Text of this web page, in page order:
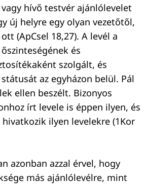
hívő testvér ajánlólevelet
új helyre egy olyan vezetőtől,
(ApCsel 18,27). A levél a
és
szolgált, és
az egyházon belül. Pál
ellen beszélt. Bizonyos
írt levele is éppen ilyen, és
ilyen levelekre (1Kor
azonban azzal érvel, hogy
más ajánlólevélre, mint